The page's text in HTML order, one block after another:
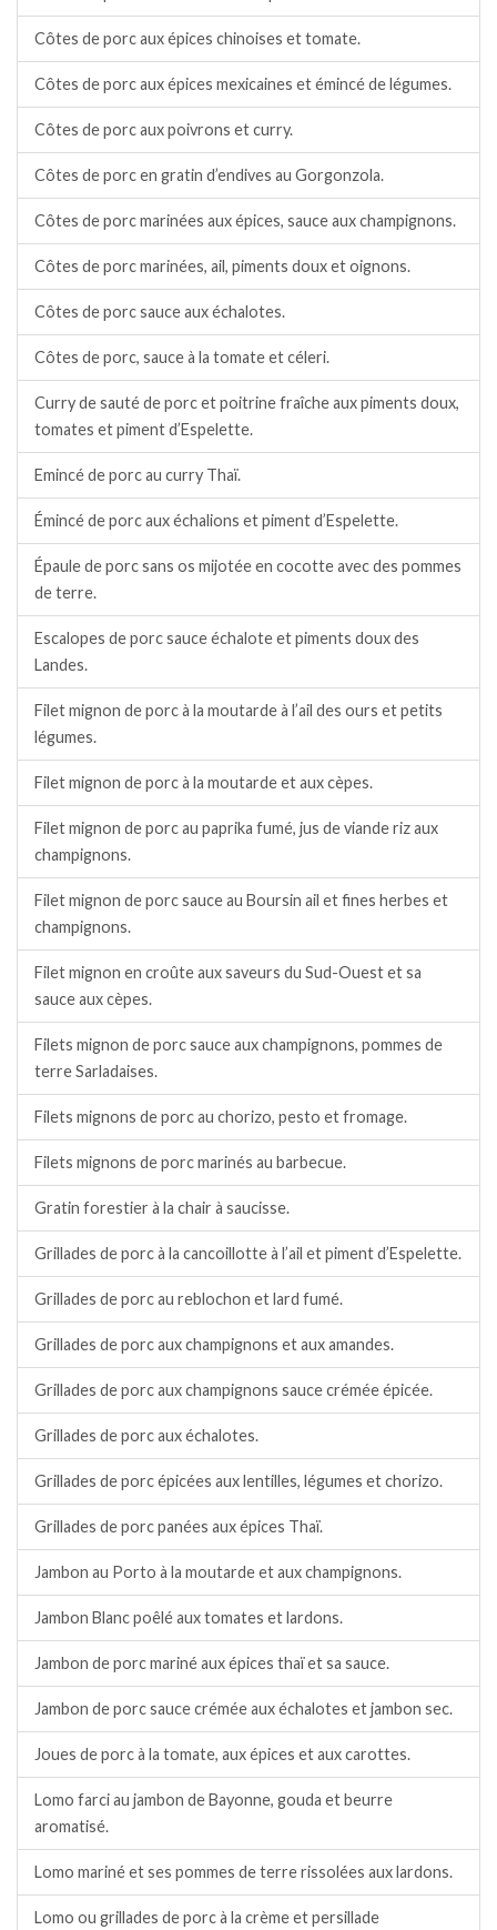
Côtes de porc aux épices chinoises et tomate.
Côtes de porc aux épices mexicaines et émincé de légumes.
Côtes de porc aux poivrons et curry.
Côtes de porc en gratin d’endives au Gorgonzola.
Côtes de porc marinées aux épices, sauce aux champignons.
Côtes de porc marinées, ail, piments doux et oignons.
Côtes de porc sauce aux échalotes.
Côtes de porc, sauce à la tomate et céleri.
Curry de sauté de porc et poitrine fraîche aux piments doux,
tomates et piment d’Espelette.
Emincé de porc au curry Thaï.
Émincé de porc aux échalions et piment d’Espelette.
Épaule de porc sans os mijotée en cocotte avec des pommes
de terre.
Escalopes de porc sauce échalote et piments doux des
Landes.
Filet mignon de porc à la moutarde à l’ail des ours et petits
légumes.
Filet mignon de porc à la moutarde et aux cèpes.
Filet mignon de porc au paprika fumé, jus de viande riz aux
champignons.
Filet mignon de porc sauce au Boursin ail et fines herbes et
champignons.
Filet mignon en croûte aux saveurs du Sud-Ouest et sa
sauce aux cèpes.
Filets mignon de porc sauce aux champignons, pommes de
terre Sarladaises.
Filets mignons de porc au chorizo, pesto et fromage.
Filets mignons de porc marinés au barbecue.
Gratin forestier à la chair à saucisse.
Grillades de porc à la cancoillotte à l’ail et piment d’Espelette.
Grillades de porc au reblochon et lard fumé.
Grillades de porc aux champignons et aux amandes.
Grillades de porc aux champignons sauce crémée épicée.
Grillades de porc aux échalotes.
Grillades de porc épicées aux lentilles, légumes et chorizo.
Grillades de porc panées aux épices Thaï.
Jambon au Porto à la moutarde et aux champignons.
Jambon Blanc poêlé aux tomates et lardons.
Jambon de porc mariné aux épices thaï et sa sauce.
Jambon de porc sauce crémée aux échalotes et jambon sec.
Joues de porc à la tomate, aux épices et aux carottes.
Lomo farci au jambon de Bayonne, gouda et beurre
aromatisé.
Lomo mariné et ses pommes de terre rissolées aux lardons.
Lomo ou grillades de porc à la crème et persillade